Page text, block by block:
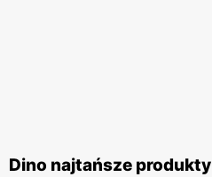
Dino najtańsze produkty